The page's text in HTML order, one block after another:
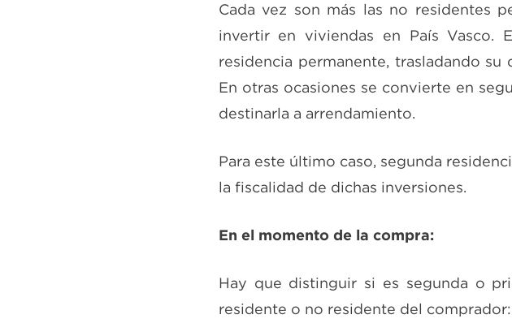
Cada vez son más las no residentes
invertir en viviendas en País Vasco.
residencia permanente, trasladando
En otras ocasiones se convierte en
destinarla a arrendamiento.
Para este último caso, segunda
la fiscalidad de dichas inversiones.
En el momento de la compra:
Hay que distinguir si es segunda o
residente o no residente del comprador: